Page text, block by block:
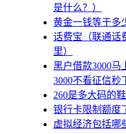
是什么？）
黄金一钱等于多
话费宝（联通话
里）
黑户借款3000马
3000不看征信秒
260是多大码的
银行卡限制额度
虚拟经济包括哪